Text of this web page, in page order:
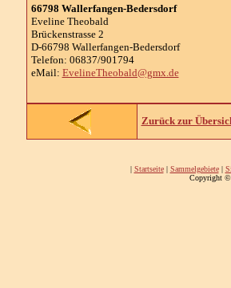
66798 Wallerfangen-Bedersdorf
Eveline Theobald
Brückenstrasse 2
D-66798 Wallerfangen-Bedersdorf
Telefon: 06837/901794
eMail: EvelineTheobald@gmx.de
Zurück zur
| Startseite| Sammelgebiete|
Copyright ©